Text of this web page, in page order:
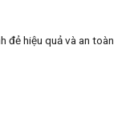
đẻ hiệu quả và an toàn